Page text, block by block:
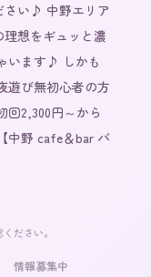
さい♪ 中野エリア
想をギュッと濃
います♪ しかも
遊び無初心者の方
2,300円～から
中野 cafe＆bar バ
ださい。
情報募集中